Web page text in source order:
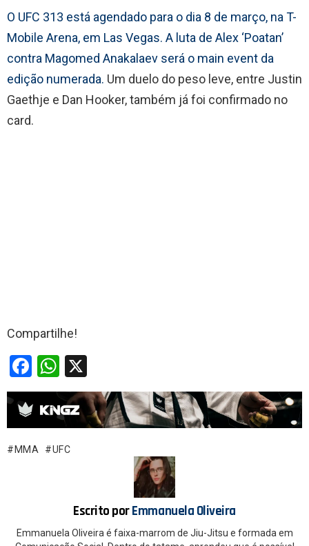
O UFC 313 está agendado para o dia 8 de março, na T-
Mobile Arena, em Las Vegas. A luta de Alex ‘Poatan’
contra Magomed Anakalaev será o main event da
edição numerada. Um duelo do peso leve, entre Justin
Gaethje e Dan Hooker, também já foi confirmado no
card.
Compartilhe!
F
a
ce
b
o
W
h
at
s
A
MMA UFC
Escrito porEmmanuela Oliveira
Emmanuela Oliveira é faixa-marrom de Jiu-Jitsu e formada em